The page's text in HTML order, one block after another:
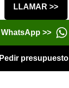
LLAMAR >>
WhatsApp >>
Pedir presupuesto